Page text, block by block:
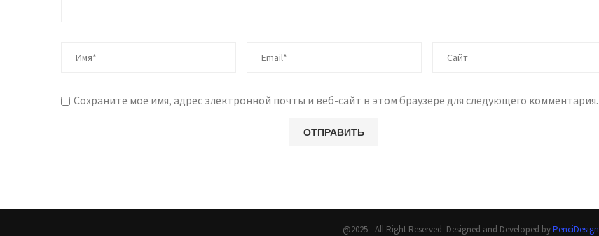
Сохраните мое имя, адрес электронной почты и веб-сайт в этом браузере для следующего комментария.
@2025 - All Right Reserved. Designed and Developed byPenciDesign